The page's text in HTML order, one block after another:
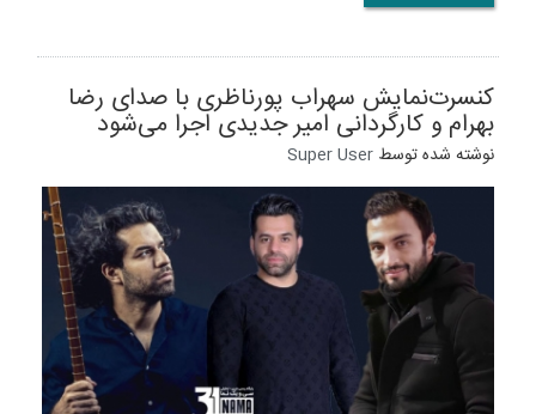
کنسرت‌نمایش سهراب پورناظری با صدای رضا
بهرام و کارگردانی امیر جدیدی اجرا می‌شود
نوشته شده توسط Super User